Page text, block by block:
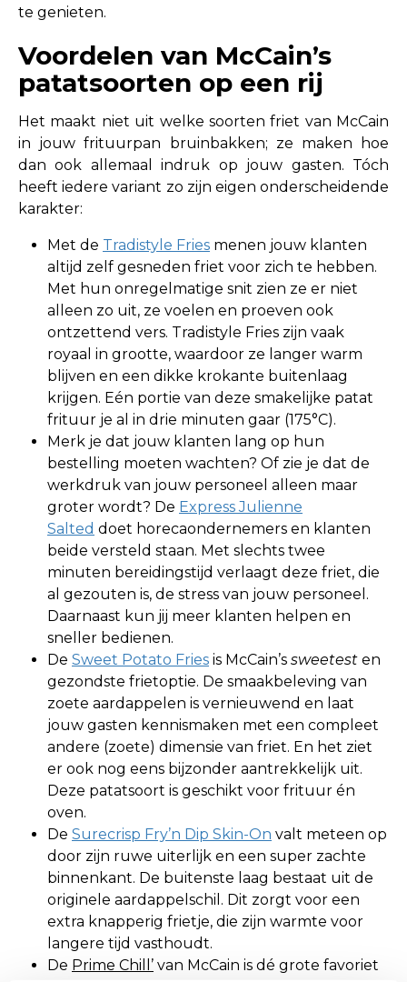
te genieten.
Voordelen van McCain’s
patatsoorten op een rij
Het maakt niet uit welke soorten friet van McCain
in jouw frituurpan bruinbakken; ze maken hoe
dan ook allemaal indruk op jouw gasten. Tóch
heeft iedere variant zo zijn eigen onderscheidende
karakter:
Met de Tradistyle Fries menen jouw klanten
altijd zelf gesneden friet voor zich te hebben.
Met hun onregelmatige snit zien ze er niet
alleen zo uit, ze voelen en proeven ook
ontzettend vers. Tradistyle Fries zijn vaak
royaal in grootte, waardoor ze langer warm
blijven en een dikke krokante buitenlaag
krijgen. Eén portie van deze smakelijke patat
frituur je al in drie minuten gaar (175°C).
Merk je dat jouw klanten lang op hun
bestelling moeten wachten? Of zie je dat de
werkdruk van jouw personeel alleen maar
groter wordt? De Express Julienne
Salted doet horecaondernemers en klanten
beide versteld staan. Met slechts twee
minuten bereidingstijd verlaagt deze friet, die
al gezouten is, de stress van jouw personeel.
Daarnaast kun jij meer klanten helpen en
sneller bedienen.
De Sweet Potato Fries is McCain’s sweetest en
gezondste frietoptie. De smaakbeleving van
zoete aardappelen is vernieuwend en laat
jouw gasten kennismaken met een compleet
andere (zoete) dimensie van friet. En het ziet
er ook nog eens bijzonder aantrekkelijk uit.
Deze patatsoort is geschikt voor frituur én
oven.
De Surecrisp Fry’n Dip Skin-On valt meteen op
door zijn ruwe uiterlijk en een super zachte
binnenkant. De buitenste laag bestaat uit de
originele aardappelschil. Dit zorgt voor een
extra knapperig frietje, die zijn warmte voor
langere tijd vasthoudt.
De Prime Chill’ van McCain is dé grote favoriet